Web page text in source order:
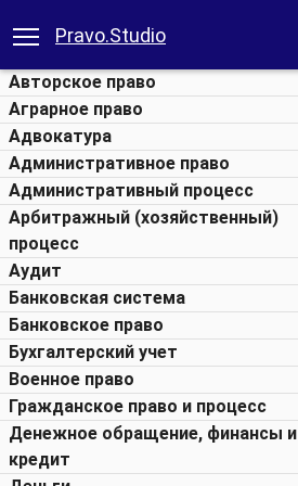
Pravo.Studio
Авторское право
Аграрное право
Адвокатура
Административное право
Административный процесс
Арбитражный (хозяйственный)
процесс
Аудит
Банковская система
Банковское право
Бухгалтерский учет
Военное право
Гражданское право и процесс
Денежное обращение, финансы и
кредит